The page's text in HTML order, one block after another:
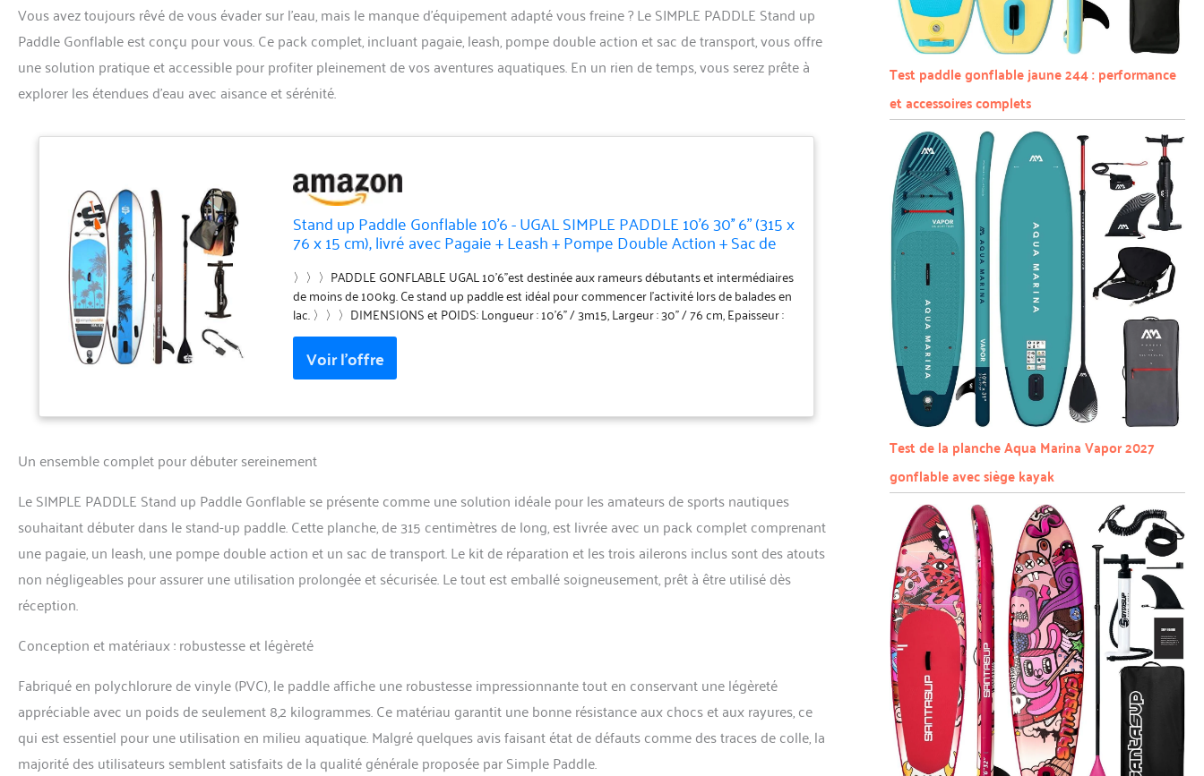
Vous avez toujours rêvé de vous évader sur l’eau, mais le manque d’équipement adapté vous freine ? Le SIMPLE PADDLE Stand up
Paddle Gonflable est conçu pour vous. Ce pack complet, incluant pagaie, leash, pompe double action et sac de transport, vous offre
une solution pratique et accessible pour profiter pleinement de vos aventures aquatiques. En un rien de temps, vous serez prête à
explorer les étendues d’eau avec aisance et sérénité.
Stand up Paddle Gonflable 10'6 - UGAL SIMPLE PADDLE 10'6 30'' 6" (315 x
76 x 15 cm), livré avec Pagaie + Leash + Pompe Double Action + Sac de
Transport
〉〉〉PADDLE GONFLABLE UGAL 10’6’’est destinée aux rameurs débutants et intermédiaires
de moins de 100kg. Ce stand up paddle est idéal pour commencer l’activité lors de balades en
lac. 〉〉〉DIMENSIONS et POIDS: Longueur : 10’6’’ / 3m15, Largeur : 30’’ / 76 cm, Epaisseur :
6’’ / 15 cm, Poids : 8.2 Kg, Portance maximum : 320Kg 〉〉〉MATIERE ET FABRICATION :
Structure en PVC , Pad antidérapant, ce qui permet de ramer confortablement et même de
naviguer à genoux. Fabrication DropStitch. 〉〉〉PACK COMPLET : Livré « prêt à naviguer »
durable + kit de réparation. 〉〉〉CONSEILS & ENTRETIEN : nous recommandons de gonfler
le sécher avant de le stocker.
Un ensemble complet pour débuter sereinement
Le SIMPLE PADDLE Stand up Paddle Gonflable se présente comme une solution idéale pour les amateurs de sports nautiques
souhaitant débuter dans le stand-up paddle. Cette planche, de 315 centimètres de long, est livrée avec un pack complet comprenant
une pagaie, un leash, une pompe double action et un sac de transport. Le kit de réparation et les trois ailerons inclus sont des atouts
non négligeables pour assurer une utilisation prolongée et sécurisée. Le tout est emballé soigneusement, prêt à être utilisé dès
réception.
Conception et matériaux : robustesse et légèreté
Fabriqué en polychlorure de vinyle (PVC), le paddle affiche une robustesse impressionnante tout en conservant une légèreté
appréciable avec un poids de seulement 8,2 kilogrammes. Ce matériau garantit une bonne résistance aux chocs et aux rayures, ce
qui est essentiel pour une utilisation en milieu aquatique. Malgré quelques avis faisant état de défauts comme des traces de colle, la
majorité des utilisateurs semblent satisfaits de la qualité générale proposée par Simple Paddle.
Test paddle gonflable jaune 244 : performance
et accessoires complets
Test de la planche Aqua Marina Vapor 2027
gonflable avec siège kayak